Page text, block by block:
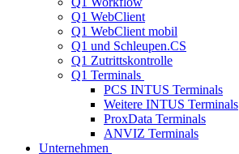
Q1 WebClient
Q1 WebClient mobil
Q1 und Schleupen.CS
Q1 Zutrittskontrolle
Q1 Terminals
PCS INTUS Terminals
Weitere INTUS Terminals
ProxData Terminals
ANVIZ Terminals
Unternehmen